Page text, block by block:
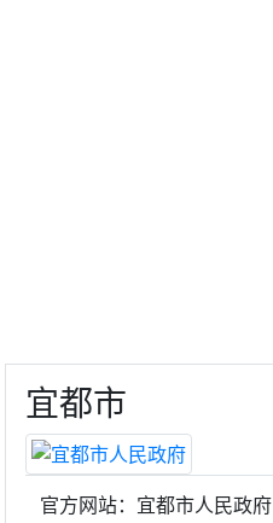
宜都市
官方网站：宜都市人民政府